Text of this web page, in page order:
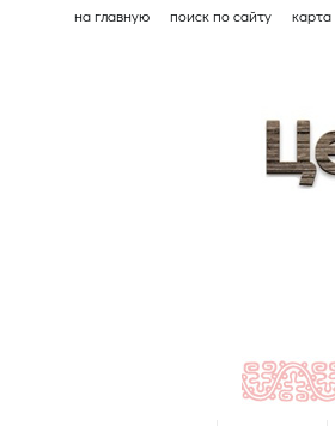
на главную поиск по сайту карта